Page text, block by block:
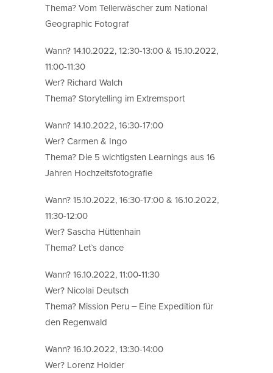
Thema? Vom Tellerwäscher zum National
Geographic Fotograf
Wann? 14.10.2022, 12:30-13:00 & 15.10.2022,
11:00-11:30
Wer? Richard Walch
Thema? Storytelling im Extremsport
Wann? 14.10.2022, 16:30-17:00
Wer? Carmen & Ingo
Thema? Die 5 wichtigsten Learnings aus 16
Jahren Hochzeitsfotografie
Wann? 15.10.2022, 16:30-17:00 & 16.10.2022,
11:30-12:00
Wer? Sascha Hüttenhain
Thema? Let`s dance
Wann? 16.10.2022, 11:00-11:30
Wer? Nicolai Deutsch
Thema? Mission Peru ‒ Eine Expedition für
den Regenwald
Wann? 16.10.2022, 13:30-14:00
Wer? Lorenz Holder